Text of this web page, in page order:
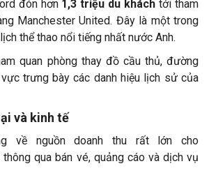
đón hơn 1,3 triệu du khách tới tham
Manchester United. Đây là một trong
thể thao nổi tiếng nhất nước Anh.
quan phòng thay đồ cầu thủ, đường
trưng bày các danh hiệu lịch sử của
và kinh tế
về nguồn doanh thu rất lớn cho
qua bán vé, quảng cáo và dịch vụ